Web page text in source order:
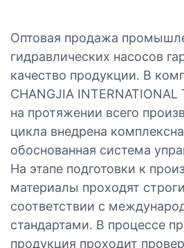
Оптовая продажа
гидравлических насосов
качество продукции. В
CHANGJIA INTERNATIONAL
на протяжении всего
цикла внедрена
обоснованная система
На этапе подготовки к
материалы проходят
соответствии с
стандартами. В процессе
продукция проходит